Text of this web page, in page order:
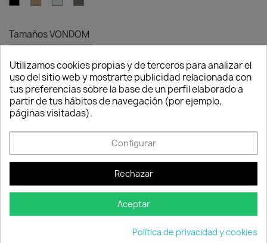
Tamaños VONDOM
Cantidad
 AÑADIR AL CARRITO favorite_border
Descripción Detalles del producto
Vlek nos habla de nuestras raíces como seres
humanos, nuestro orgulloso origen que nace de la
Utilizamos cookies propias y de terceros para analizar el
uso del sitio web y mostrarte publicidad relacionada con
tus preferencias sobre la base de un perfil elaborado a
partir de tus hábitos de navegación (por ejemplo,
páginas visitadas).
Configurar
Rechazar
Aceptar
Política de privacidad y cookies
Consentimiento de cookies